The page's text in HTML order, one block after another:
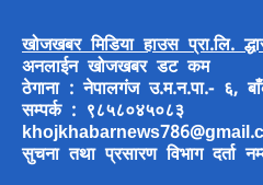
खोजखबर मिडिया हाउस प्रा.लि.
अनलाईन खोजखबर डट कम
ठेगाना : नेपालगंज उ.म.न.पा.- ६,
सम्पर्क : ९८५८०४५०८३
सुचना तथा प्रसारण विभाग दर्ता